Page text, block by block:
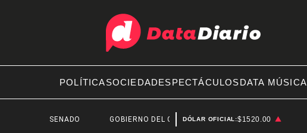
POLÍTICASOCIEDADESPECTÁCULOSDATA MÚSICA
SENADO GOBIERNO DEL CHUBUT CHUBUT
DÓLAR OFICIAL:$1520.00